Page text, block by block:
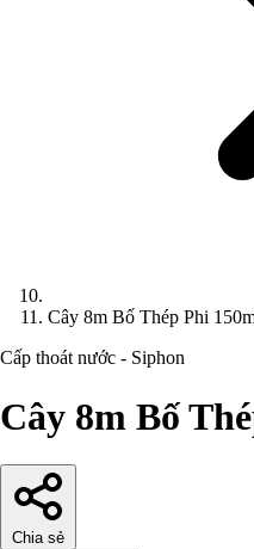
Cây 8m Bố Thép Phi
Cấp thoát nước - Siphon
Cây 8m Bố
Chia sẻ